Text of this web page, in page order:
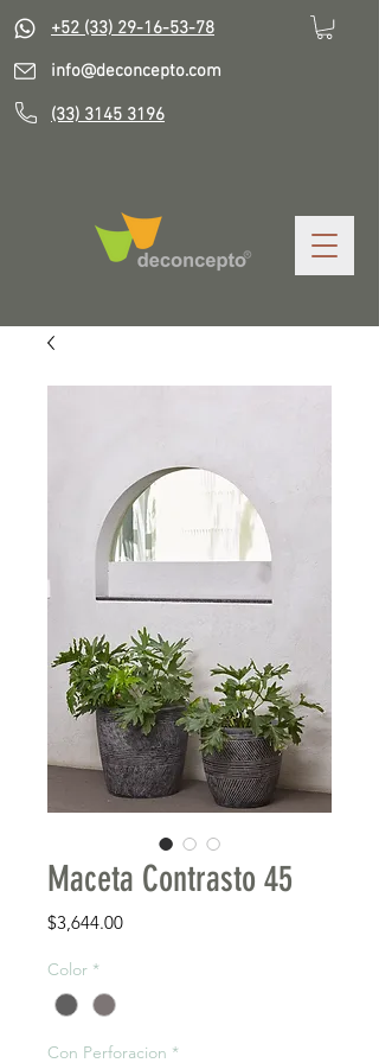
+52 (33) 29-16-53-78
info@deconcepto.com
(33) 3145 3196
Maceta Contrasto 45
$3,644.00Precio
Color *
Con Perforacion *